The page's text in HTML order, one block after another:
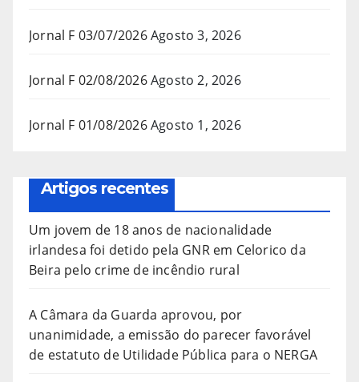
Jornal F 03/07/2026Agosto 3, 2026
Jornal F 02/08/2026Agosto 2, 2026
Jornal F 01/08/2026Agosto 1, 2026
Artigos recentes
Um jovem de 18 anos de nacionalidade
irlandesa foi detido pela GNR em Celorico da
Beira pelo crime de incêndio rural
A Câmara da Guarda aprovou, por
unanimidade, a emissão do parecer favorável
de estatuto de Utilidade Pública para o NERGA